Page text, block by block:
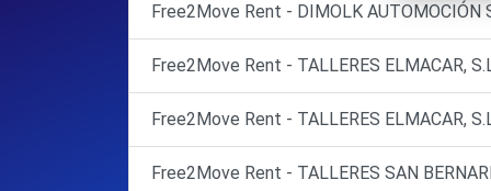
Free2Move Rent - DIMOLK
Free2Move Rent - TALLERES ELMACAR,
Free2Move Rent - TALLERES ELMACAR,
Free2Move Rent - TALLERES SAN